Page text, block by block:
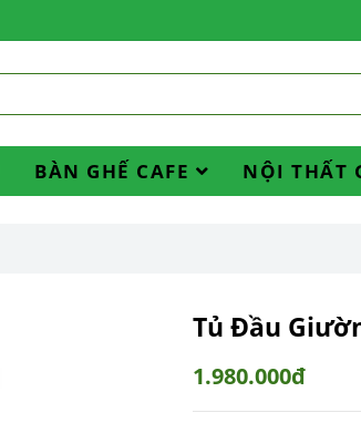
BÀN GHẾ CAFE NỘI THẤT
Tủ Đầu
1.980.000đ